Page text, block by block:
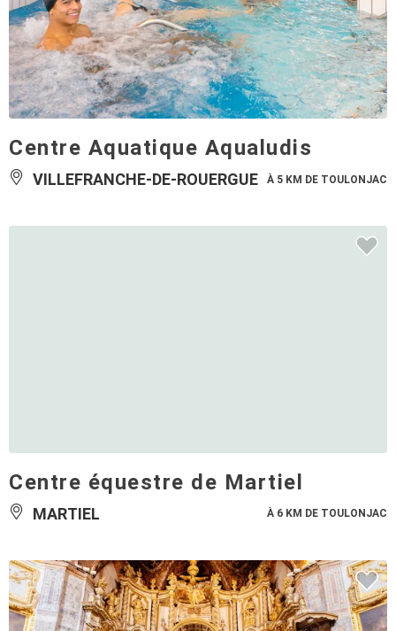
Centre Aquatique Aqualudis
VILLEFRANCHE-DE-ROUERGUE À 5 KM DE TOULONJAC
Centre équestre de Martiel
MARTIEL À 6 KM DE TOULONJAC